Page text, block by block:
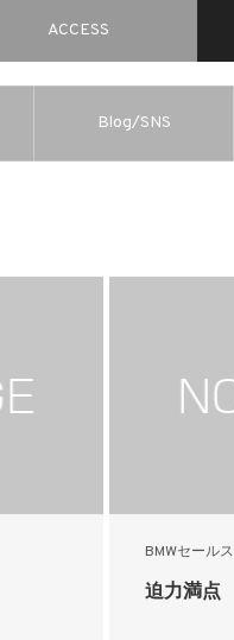
ACCESS
Blog/SNS
BMWセールス
迫力満点